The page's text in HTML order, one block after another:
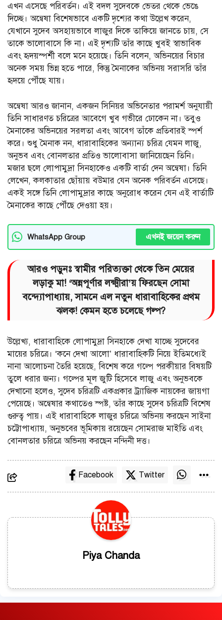
এখন এসেছে পরিবর্তন। এই বদল সুদেবকে ভেতর থেকে ভেঙে
দিচ্ছে। অন্বেষা বিশেষভাবে একটি দৃশ্যের কথা উল্লেখ করেন,
যেখানে সুদেব অসহায়ভাবে লাজুর দিকে তাকিয়ে জানতে চায়, সে
তাকে ভালোবাসে কি না। এই দৃশ্যটি তাঁর কাছে খুবই স্বাভাবিক
এবং হৃদয়স্পর্শী বলে মনে হয়েছে। তিনি বলেন, অভিনয়ের বিচার
অনেক সময় ভিন্ন হতে পারে, কিন্তু মৈনাকের অভিনয় সরাসরি তাঁর
হৃদয়ে পৌঁছে যায়।
অন্বেষা আরও জানান, একজন সিনিয়র অভিনেতার পরামর্শ অনুযায়ী
তিনি সাধারণত চরিত্রের আবেগে খুব গভীরে ঢোকেন না। তবুও
মৈনাকের অভিনয়ের সরলতা এবং আবেগ তাঁকে প্রতিবারই স্পর্শ
করে। শুধু মৈনাক নন, ধারাবাহিকের অন্যান্য চরিত্র যেমন লাজু,
অনুভব এবং বোনলতার প্রতিও ভালোবাসা জানিয়েছেন তিনি।
মজার ছলে লোপামুদ্রা সিনহাকেও একটি বার্তা দেন অন্বেষা। তিনি
লেখেন, কলকাতার ছোঁয়ায় বউমার যেন অনেক পরিবর্তন এসেছে।
একই সঙ্গে তিনি লোপামুদ্রার কাছে অনুরোধ করেন যেন এই বার্তাটি
মৈনাকের কাছে পৌঁছে দেওয়া হয়।
WhatsApp Group এখনই জয়েন করুন
আরও পড়ুনঃ স্বামীর পরিত্যক্তা থেকে তিন মেয়ের
লড়াকু মা! ‘অন্নপূর্ণার লক্ষ্মীরা’য় ফিরছেন সোমা
বন্দ্যোপাধ্যায়, সামনে এল নতুন ধারাবাহিকের প্রথম
ঝলক! কেমন হতে চলেছে গল্প?
উল্লেখ্য, ধারাবাহিকে লোপামুদ্রা সিনহাকে দেখা যাচ্ছে সুদেবের
মায়ের চরিত্রে। ‘কনে দেখা আলো’ ধারাবাহিকটি নিয়ে ইতিমধ্যেই
নানা আলোচনা তৈরি হয়েছে, বিশেষ করে গল্পে পরকীয়ার বিষয়টি
তুলে ধরার জন্য। গল্পের মূল জুটি হিসেবে লাজু এবং অনুভবকে
দেখানো হলেও, সুদেব চরিত্রটি একপ্রকার ট্র্যাজিক নায়কের জায়গা
পেয়েছে। অন্বেষার কথাতেও স্পষ্ট, তাঁর কাছে সুদেব চরিত্রটি বিশেষ
গুরুত্ব পায়। এই ধারাবাহিকে লাজুর চরিত্রে অভিনয় করছেন সাইনা
চট্টোপাধ্যায়, অনুভবের ভূমিকায় রয়েছেন সোমরাজ মাইতি এবং
বোনলতার চরিত্রে অভিনয় করছেন নন্দিনী দত্ত।
Facebook Twitter
Piya Chanda